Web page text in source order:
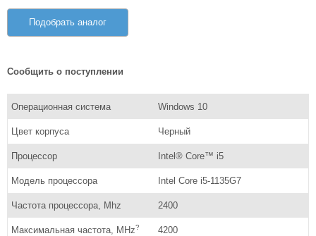
Подобрать аналог
Сообщить о поступлении
Операционная система Windows 10
Цвет корпуса Черный
Процессор Intel® Core™ i5
Модель процессора Intel Core i5-1135G7
Частота процессора, Mhz 2400
Максимальная частота, MHz? 4200